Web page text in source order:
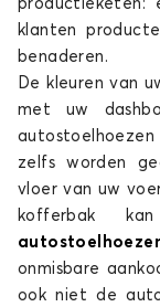
productieketen:
klanten
benaderen.
De kleuren van
met uw
zelfs worden
vloer van uw
kofferbak
onmisbare
ook niet de